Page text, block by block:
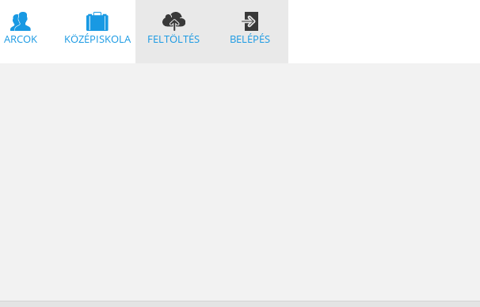
ARCOK KÖZÉPISKOLA FELTÖLTÉS BELÉPÉS